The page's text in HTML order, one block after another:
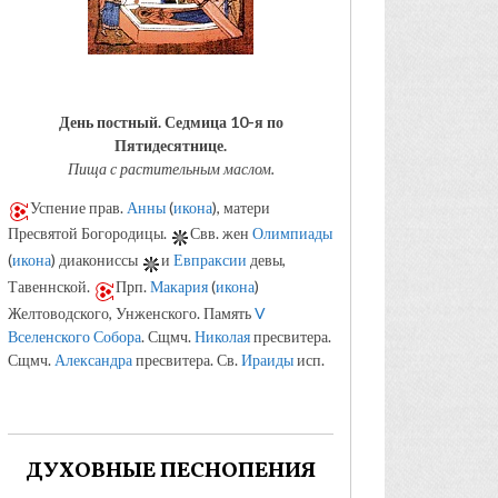
День постный.Седмица 10-я по
Пятидесятнице.
Пища с растительным маслом.
Успение прав. Анны(икона), матери
Пресвятой Богородицы.
Свв. жен Олимпиады
(икона) диакониссы и Евпраксии девы,
Тавеннской.
Прп.Макария(икона)
Желтоводского, Унженского. ПамятьV
Вселенского Собора. Сщмч.Николаяпресвитера.
Сщмч. Александрапресвитера. Св.Ираидыисп.
ДУХОВНЫЕ ПЕСНОПЕНИЯ